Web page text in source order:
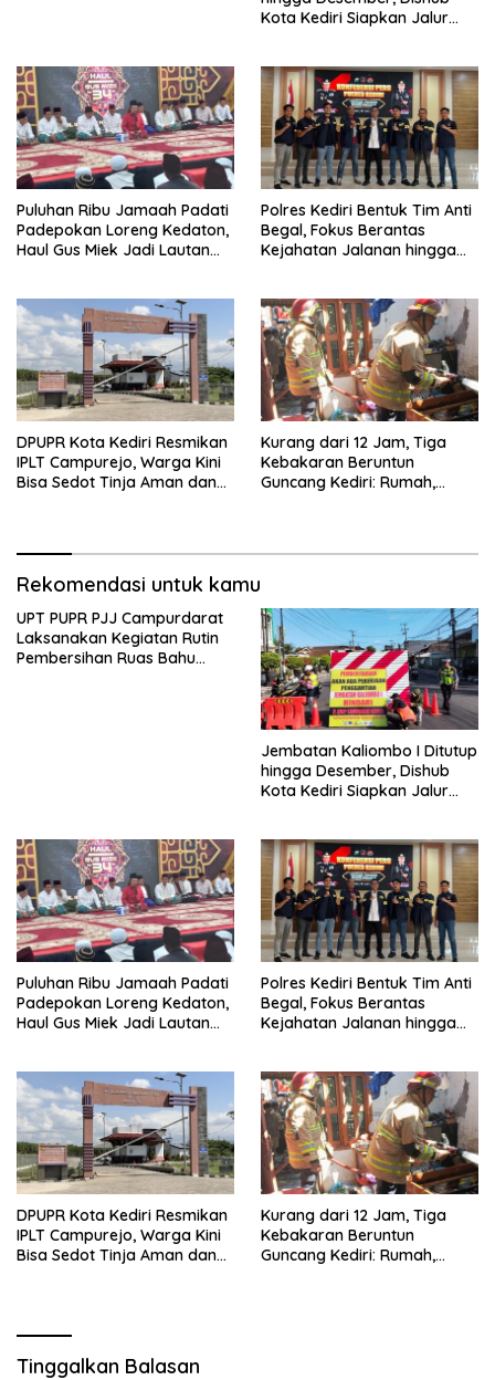
Kota Kediri Siapkan Jalur
Puluhan Ribu Jamaah Padati
Padepokan Loreng Kedaton,
Haul Gus Miek Jadi Lautan
Polres Kediri Bentuk Tim Anti
Begal, Fokus Berantas
Kejahatan Jalanan hingga
DPUPR Kota Kediri Resmikan
IPLT Campurejo, Warga Kini
Bisa Sedot Tinja Aman dan
Kurang dari 12 Jam, Tiga
Kebakaran Beruntun
Guncang Kediri: Rumah,
Rekomendasi untuk kamu
UPT PUPR PJJ Campurdarat
Laksanakan Kegiatan Rutin
Pembersihan Ruas Bahu
Jembatan Kaliombo I Ditutup
hingga Desember, Dishub
Kota Kediri Siapkan Jalur
Puluhan Ribu Jamaah Padati
Padepokan Loreng Kedaton,
Haul Gus Miek Jadi Lautan
Polres Kediri Bentuk Tim Anti
Begal, Fokus Berantas
Kejahatan Jalanan hingga
DPUPR Kota Kediri Resmikan
IPLT Campurejo, Warga Kini
Bisa Sedot Tinja Aman dan
Kurang dari 12 Jam, Tiga
Kebakaran Beruntun
Guncang Kediri: Rumah,
Tinggalkan Balasan